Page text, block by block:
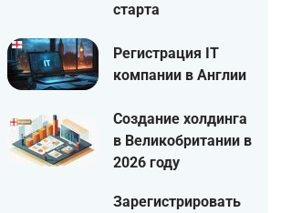
старта
Регистрация IT
компании в Англии
Создание холдинга
в Великобритании в
2026 году
Зарегистрировать